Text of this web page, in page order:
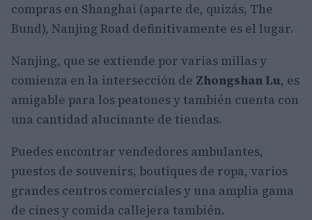
compras en Shanghai (aparte de, quizás, The
Bund), Nanjing Road definitivamente es el lugar.
Nanjing, que se extiende por varias millas y
comienza en la intersección de Zhongshan Lu, es
amigable para los peatones y también cuenta con
una cantidad alucinante de tiendas.
Puedes encontrar vendedores ambulantes,
puestos de souvenirs, boutiques de ropa, varios
grandes centros comerciales y una amplia gama
de cines y comida callejera también.